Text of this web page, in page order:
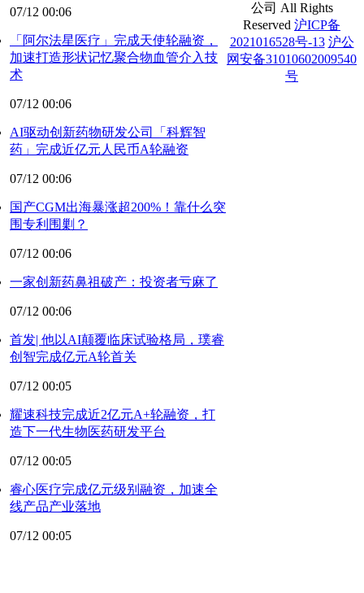
07/12 00:06
「阿尔法星医疗」完成天使轮融资，
加速打造形状记忆聚合物血管介入技
术
07/12 00:06
AI驱动创新药物研发公司「科辉智
药」完成近亿元人民币A轮融资
07/12 00:06
国产CGM出海暴涨超200%！靠什么突
围专利围剿？
07/12 00:06
一家创新药鼻祖破产：投资者亏麻了
07/12 00:06
首发| 他以AI颠覆临床试验格局，璞睿
创智完成亿元A轮首关
07/12 00:05
耀速科技完成近2亿元A+轮融资，打
造下一代生物医药研发平台
07/12 00:05
睿心医疗完成亿元级别融资，加速全
线产品产业落地
07/12 00:05
公司 All Rights
Reserved 沪ICP备
2021016528号-13 沪公
网安备31010602009540
号